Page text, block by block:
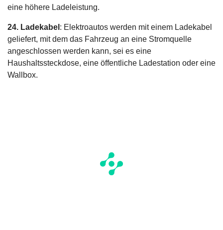
eine höhere Ladeleistung.
24. Ladekabel : Elektroautos werden mit einem Ladekabel
geliefert, mit dem das Fahrzeug an eine Stromquelle
angeschlossen werden kann, sei es eine
Haushaltssteckdose, eine öffentliche Ladestation oder eine
Wallbox.